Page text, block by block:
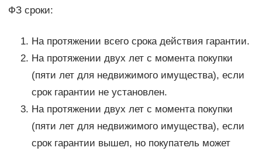
ФЗ сроки:
На протяжении всего срока действия гарантии.
На протяжении двух лет с момента покупки
(пяти лет для недвижимого имущества), если
срок гарантии не установлен.
На протяжении двух лет с момента покупки
(пяти лет для недвижимого имущества), если
срок гарантии вышел, но покупатель может